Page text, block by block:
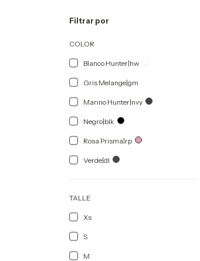
Filtrar por
COLOR
Blanco Hunter|hw
Gris Melange|gm
Marino Hunter|nvy
Negro|blk
Rosa Prisma|rp
Verde|dl
TALLE
Xs
S
M